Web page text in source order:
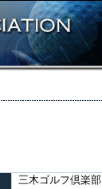
三木ゴルフ倶楽部